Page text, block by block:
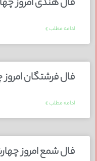
فال هندی امروز چهارشنبه
ادامه مطلب »
فال فرشتگان امروز
ادامه مطلب »
فال شمع امروز چهارشنبه 3